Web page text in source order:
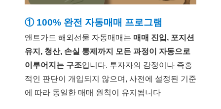
① 100% 완전 자동매매 프로그램
앤트가드 해외선물 자동매매는 매매 진입, 포지션
유지, 청산, 손실 통제까지 모든 과정이 자동으로
이루어지는 구조입니다. 투자자의 감정이나 즉흥
적인 판단이 개입되지 않으며, 사전에 설정된 기준
에 따라 동일한 매매 원칙이 유지됩니다